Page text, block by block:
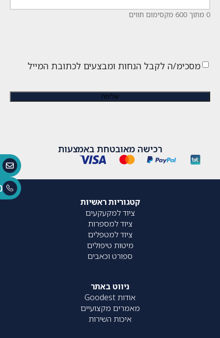
0 מתוך 600 מקסימום תווים
מסכימ/ה לקבל הנחות ומבצעים לכתובת המייל
רכישה מאובטחת באמצעות
קטגוריות ראשיות
ציוד למקעקעים
ציוד למספרות
ציוד למטפלים
מיטות טיפולים
ספורט וכאבים
ניווט באתר
אודות Goodest
מאמרים מקצועיים
איכות השירות